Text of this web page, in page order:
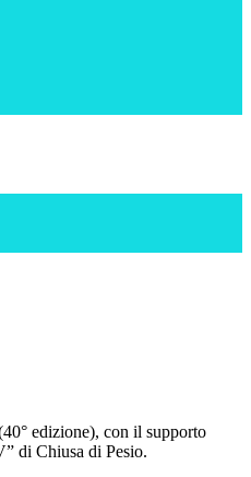
40° edizione), con il supporto
di Chiusa di Pesio.